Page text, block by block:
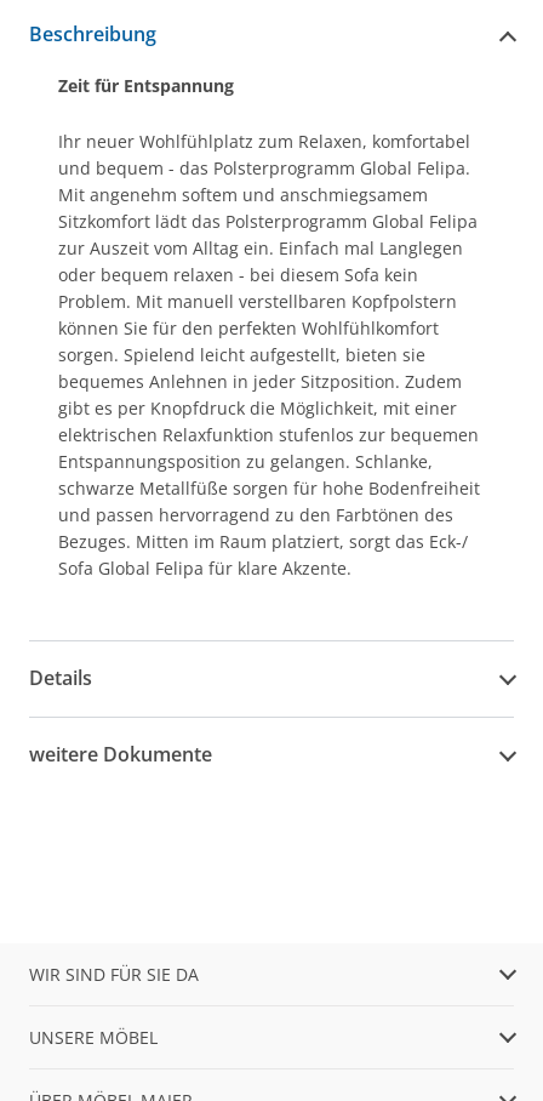
Beschreibung
Zeit für Entspannung
Ihr neuer Wohlfühlplatz zum Relaxen, komfortabel
und bequem - das Polsterprogramm Global Felipa.
Mit angenehm softem und anschmiegsamem
Sitzkomfort lädt das Polsterprogramm Global Felipa
zur Auszeit vom Alltag ein. Einfach mal Langlegen
oder bequem relaxen - bei diesem Sofa kein
Problem. Mit manuell verstellbaren Kopfpolstern
können Sie für den perfekten Wohlfühlkomfort
sorgen. Spielend leicht aufgestellt, bieten sie
bequemes Anlehnen in jeder Sitzposition. Zudem
gibt es per Knopfdruck die Möglichkeit, mit einer
elektrischen Relaxfunktion stufenlos zur bequemen
Entspannungsposition zu gelangen. Schlanke,
schwarze Metallfüße sorgen für hohe Bodenfreiheit
und passen hervorragend zu den Farbtönen des
Bezuges. Mitten im Raum platziert, sorgt das Eck-/
Sofa Global Felipa für klare Akzente.
Details
weitere Dokumente
WIR SIND FÜR SIE DA
UNSERE MÖBEL